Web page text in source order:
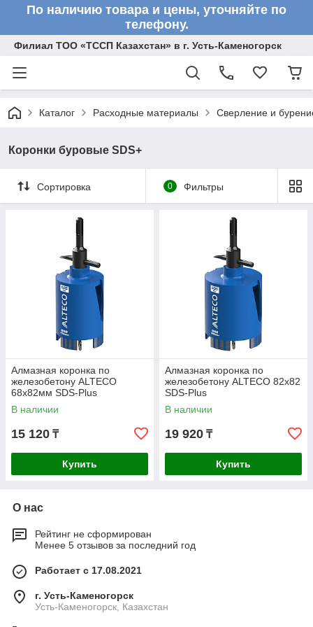
По наличию товара и цены, уточняйте по
телефону.
Филиал ТОО «ТССП Казахстан» в г. Усть-Каменогорск
Каталог Расходные материалы Сверление и
Коронки буровые SDS+
Сортировка 0 Фильтры
Алмазная коронка по
железобетону ALTECO
68x82мм SDS-Plus
В наличии
15 120 ₸
Купить
Алмазная коронка по
железобетону ALTECO 82x82
SDS-Plus
В наличии
19 920 ₸
Купить
О нас
Рейтинг не сформирован
Менее 5 отзывов за последний год
Работает с 17.08.2021
г. Усть-Каменогорск
Усть-Каменогорск, Казахстан